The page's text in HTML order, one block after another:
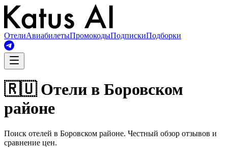
ОтелиАвиабилетыПромокодыПодпискиПодборки
🇷🇺 Отели в Боровском
районе
Поиск отелей в Боровском районе. Честный обзор отзывов и
сравнение цен.